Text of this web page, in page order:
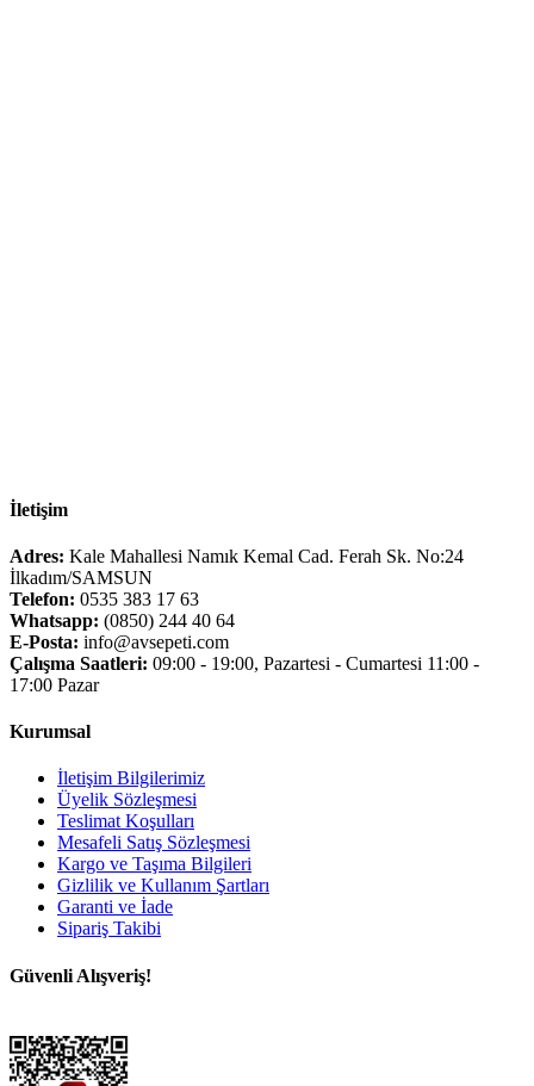
İletişim
Adres: Kale Mahallesi Namık Kemal Cad. Ferah Sk. No:24
İlkadım/SAMSUN
Telefon: 0535 383 17 63
Whatsapp: (0850) 244 40 64
E-Posta: info@avsepeti.com
Çalışma Saatleri: 09:00 - 19:00, Pazartesi - Cumartesi 11:00 -
17:00 Pazar
Kurumsal
İletişim Bilgilerimiz
Üyelik Sözleşmesi
Teslimat Koşulları
Mesafeli Satış Sözleşmesi
Kargo ve Taşıma Bilgileri
Gizlilik ve Kullanım Şartları
Garanti ve İade
Sipariş Takibi
Güvenli Alışveriş!